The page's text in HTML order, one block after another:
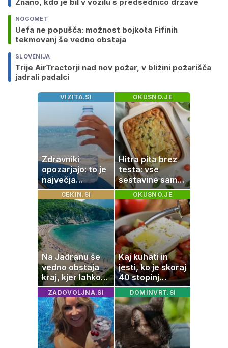
NOGOMET
Uefa ne popušča: možnost bojkota Fifinih
tekmovanj še vedno obstaja
SLOVENIJA
Trije AirTractorji nad nov požar, v bližini požarišča
jadrali padalci
VIZITA.SI
Zdravniki
opozarjajo: to je
največja
napaka, ki jo
ljudje delajo med
vročino
OKUSNO.JE
Hitra pita brez
testa: vse
sestavine samo
zmešate in
pečica opravi
ostalo
CEKIN.SI
Na Jadranu še
vedno obstaja
kraj, kjer lahko
dopustujete
poceni:
nastanitev že od
10 evrov, kosilo
za pet evrov
OKUSNO.JE
Kaj kuhati in
jesti, ko je skoraj
40 stopinj
Celzija: 5 kosil
brez prižiganja
pečice
ZADOVOLJNA.SI DOMINVRT.SI